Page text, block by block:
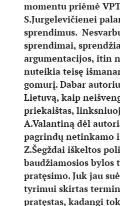
momentu priėmė
S.Jurgelevičienei
sprendimus.
sprendimai,
argumentacijos, itin
nuteikia teisę
gomurį. Dabar
Lietuvą, kaip
priekaištas,
A.Valantiną dėl
pagrindų netinkamo
Z.Šegždai iškeltos
baudžiamosios bylos
pratęsimo. Juk jau
tyrimui skirtas
pratęstas, kadangi